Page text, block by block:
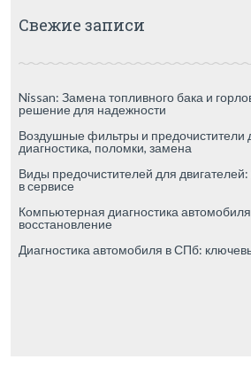
Свежие записи
Nissan: Замена топливного бака и
решение для надежности
Воздушные фильтры и предочистители
диагностика, поломки, замена
Виды предочистителей для
в сервисе
Компьютерная диагностика
восстановление
Диагностика автомобиля в СПб: